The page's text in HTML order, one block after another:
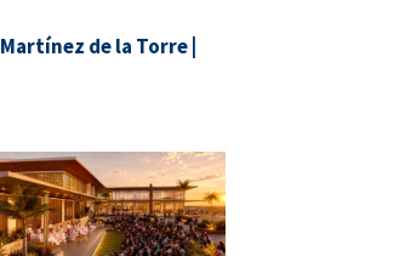
Martínez de la Torre